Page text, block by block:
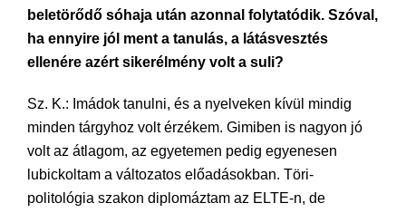
beletörődő sóhaja után azonnal folytatódik. Szóval,
ha ennyire jól ment a tanulás, a látásvesztés
ellenére azért sikerélmény volt a suli?
Sz. K.: Imádok tanulni, és a nyelveken kívül mindig
minden tárgyhoz volt érzékem. Gimiben is nagyon jó
volt az átlagom, az egyetemen pedig egyenesen
lubickoltam a változatos előadásokban. Töri-
politológia szakon diplomáztam az ELTE-n, de